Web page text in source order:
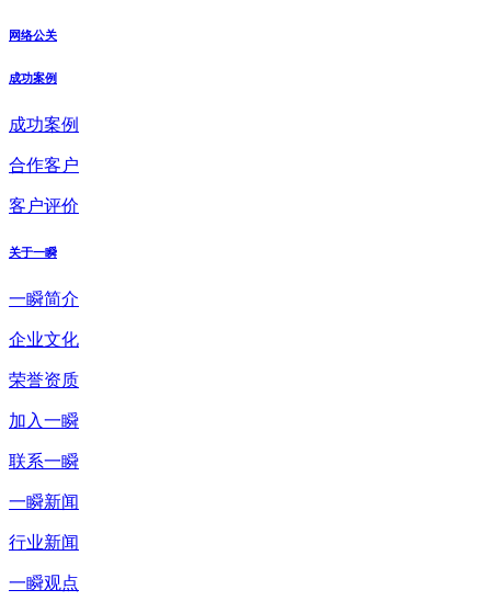
网络公关
成功案例
成功案例
合作客户
客户评价
关于一瞬
一瞬简介
企业文化
荣誉资质
加入一瞬
联系一瞬
一瞬新闻
行业新闻
一瞬观点